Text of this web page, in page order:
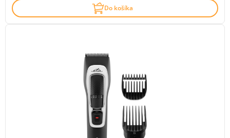
Do košíka